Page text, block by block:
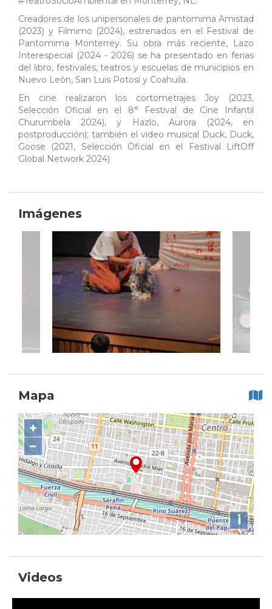
Creadores de los unipersonales de pantomima Amistad
(2023) y Filmimo (2024), estrenados en el Festival de
Pantomima Monterrey. Su obra más reciente, Lazo
Interespecial (2024 - 2026) se ha presentado en ferias
del libro, festivales, teatros y escuelas de municipios en
Nuevo León, San Luis Potosí y Coahuila.
En cine realizaron los cortometrajes Joy (2023,
Selección Oficial en el 8° Festival de Cine Infantil
Churumbela 2024), y Hazlo, Aurora (2024, en
postproducción); también el video musical Duck, Duck,
Goose (2021, Selección Oficial en el Festival LiftOff
Global Network 2024)
Imágenes
Mapa
+
−
i
Videos